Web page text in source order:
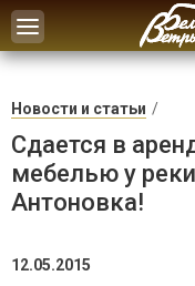
Toggle
navigation
Новости и статьи
Сдается в
мебелью у
Антоновка!
12.05.2015